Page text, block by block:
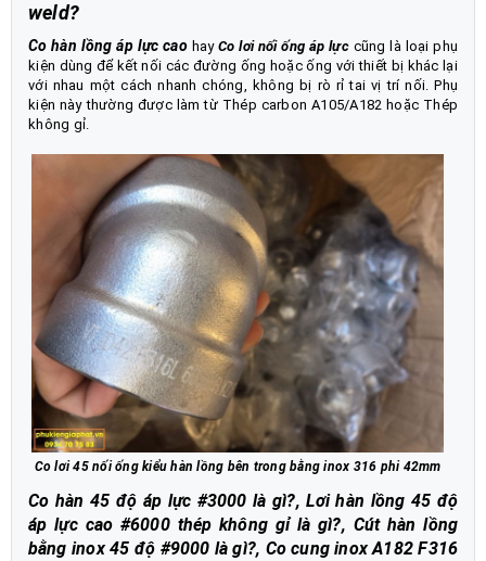
weld?
Co hàn lồng áp lực cao hayCo lơi nối ống áp lựccũng là loại phụ
kiện dùng để kết nối các đường ống hoặc ống với thiết bị khác lại
với nhau một cách nhanh chóng, không bị rò rỉ tai vị trí nối. Phụ
kiện này thường được làm từ Thép carbon A105/A182 hoặc Thép
không gỉ.
Co lơi 45 nối ống kiểu hàn lồng bên trong bằng inox 316 phi 42mm
Co hàn 45 độ áp lực #3000 là gì?, Lơi hàn lồng 45 độ
áp lực cao #6000 thép không gỉ là gì?, Cút hàn lồng
bằng inox 45 độ #9000 là gì?, Co cung inox A182 F316